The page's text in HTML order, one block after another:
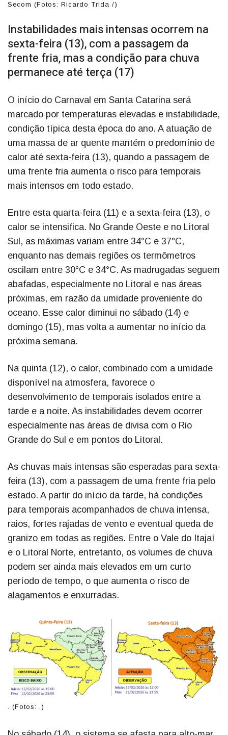
Secom (Fotos: Ricardo Trida /)
Instabilidades mais intensas ocorrem na
sexta-feira (13), com a passagem da
frente fria, mas a condição para chuva
permanece até terça (17)
O início do Carnaval em Santa Catarina será
marcado por temperaturas elevadas e instabilidade,
condição típica desta época do ano. A atuação de
uma massa de ar quente mantém o predomínio de
calor até sexta-feira (13), quando a passagem de
uma frente fria aumenta o risco para temporais
mais intensos em todo estado.
Entre esta quarta-feira (11) e a sexta-feira (13), o
calor se intensifica. No Grande Oeste e no Litoral
Sul, as máximas variam entre 34°C e 37°C,
enquanto nas demais regiões os termômetros
oscilam entre 30°C e 34°C. As madrugadas seguem
abafadas, especialmente no Litoral e nas áreas
próximas, em razão da umidade proveniente do
oceano. Esse calor diminui no sábado (14) e
domingo (15), mas volta a aumentar no início da
próxima semana.
Na quinta (12), o calor, combinado com a umidade
disponível na atmosfera, favorece o
desenvolvimento de temporais isolados entre a
tarde e a noite. As instabilidades devem ocorrer
especialmente nas áreas de divisa com o Rio
Grande do Sul e em pontos do Litoral.
As chuvas mais intensas são esperadas para sexta-
feira (13), com a passagem de uma frente fria pelo
estado. A partir do início da tarde, há condições
para temporais acompanhados de chuva intensa,
raios, fortes rajadas de vento e eventual queda de
granizo em todas as regiões. Entre o Vale do Itajaí
e o Litoral Norte, entretanto, os volumes de chuva
podem ser ainda mais elevados em um curto
período de tempo, o que aumenta o risco de
alagamentos e enxurradas.
. (Fotos: .)